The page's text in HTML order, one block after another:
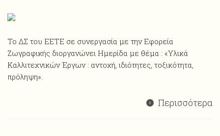
Το ΔΣ του ΕΕΤΕ σε συνεργασία με την Εφορεία
Ζωγραφικής διοργανώνει Ημερίδα με θέμα : «Υλικά
Καλλιτεχνικών Έργων : αντοχή, ιδιότητες, τοξικότητα,
πρόληψη».
Περισσότερα